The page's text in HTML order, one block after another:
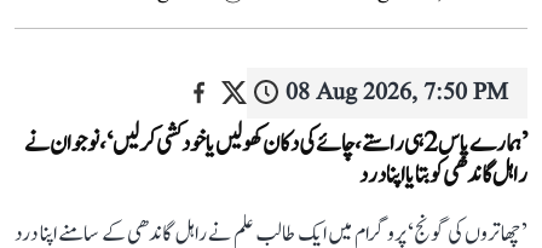
08 Aug 2026, 7:50 PM
’ہمارے پاس 2 ہی راستے، چائے کی دکان کھولیں یا خودکشی کر لیں‘، نوجوان نے
راہل گاندھی کو بتایا اپنا درد
’چھاتروں کی گونج‘ پروگرام میں ایک طالب علم نے راہل گاندھی کے سامنے اپنا درد